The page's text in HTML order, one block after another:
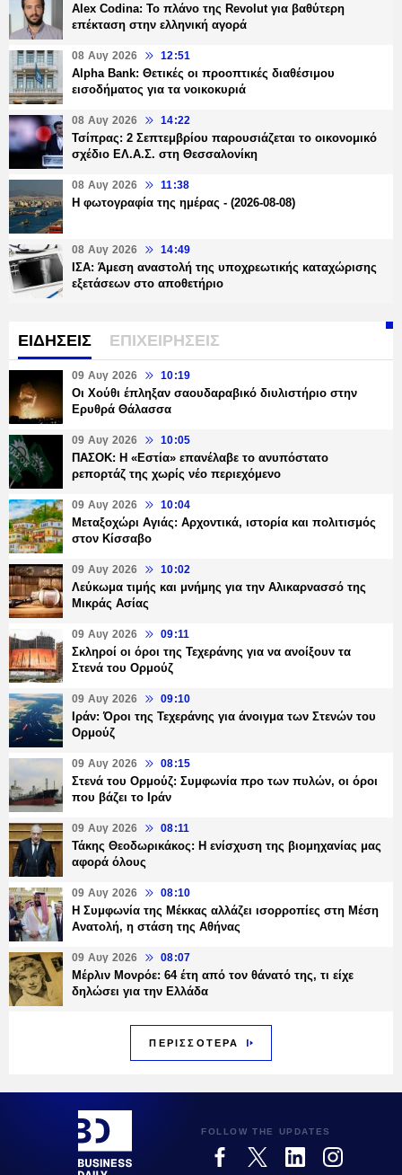
Alex Codina: Το πλάνο της Revolut για βαθύτερη
επέκταση στην ελληνική αγορά
08 Αυγ 2026 12:51
Alpha Bank: Θετικές οι προοπτικές διαθέσιμου
εισοδήματος για τα νοικοκυριά
08 Αυγ 2026 14:22
Τσίπρας: 2 Σεπτεμβρίου παρουσιάζεται το οικονομικό
σχέδιο ΕΛ.Α.Σ. στη Θεσσαλονίκη
08 Αυγ 2026 11:38
Η φωτογραφία της ημέρας - (2026-08-08)
08 Αυγ 2026 14:49
ΙΣΑ: Άμεση αναστολή της υποχρεωτικής καταχώρισης
εξετάσεων στο αποθετήριο
ΕΙΔΗΣΕΙΣ ΕΠΙΧΕΙΡΗΣΕΙΣ
09 Αυγ 2026 10:19
Οι Χούθι έπληξαν σαουδαραβικό διυλιστήριο στην
Ερυθρά Θάλασσα
09 Αυγ 2026 10:05
ΠΑΣΟΚ: Η «Εστία» επανέλαβε το ανυπόστατο
ρεπορτάζ της χωρίς νέο περιεχόμενο
09 Αυγ 2026 10:04
Μεταξοχώρι Αγιάς: Αρχοντικά, ιστορία και πολιτισμός
στον Κίσσαβο
09 Αυγ 2026 10:02
Λεύκωμα τιμής και μνήμης για την Αλικαρνασσό της
Μικράς Ασίας
09 Αυγ 2026 09:11
Σκληροί οι όροι της Τεχεράνης για να ανοίξουν τα
Στενά του Ορμούζ
09 Αυγ 2026 09:10
Ιράν: Όροι της Τεχεράνης για άνοιγμα των Στενών του
Ορμούζ
09 Αυγ 2026 08:15
Στενά του Ορμούζ: Συμφωνία προ των πυλών, οι όροι
που βάζει το Ιράν
09 Αυγ 2026 08:11
Τάκης Θεοδωρικάκος: Η ενίσχυση της βιομηχανίας μας
αφορά όλους
09 Αυγ 2026 08:10
Η Συμφωνία της Μέκκας αλλάζει ισορροπίες στη Μέση
Ανατολή, η στάση της Αθήνας
09 Αυγ 2026 08:07
Μέρλιν Μονρόε: 64 έτη από τον θάνατό της, τι είχε
δηλώσει για την Ελλάδα
ΠΕΡΙΣΣΟΤΕΡΑ
FOLLOW THE UPDATES